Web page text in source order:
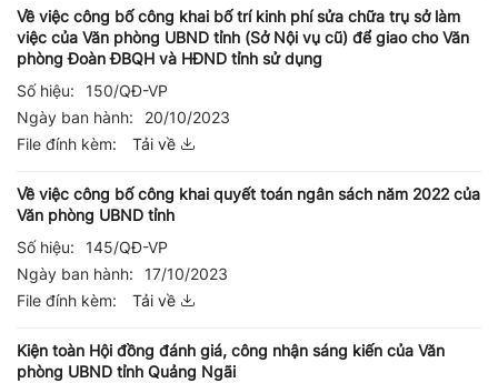
Về việc công bố công khai bố trí kinh phí sửa chữa trụ sở làm
việc của Văn phòng UBND tỉnh (Sở Nội vụ cũ) để giao cho Văn
phòng Đoàn ĐBQH và HĐND tỉnh sử dụng
Số hiệu:
150/QĐ-VP
Ngày ban hành:
20/10/2023
File đính kèm:
Tải về
Về việc công bố công khai quyết toán ngân sách năm 2022 của
Văn phòng UBND tỉnh
Số hiệu:
145/QĐ-VP
Ngày ban hành:
17/10/2023
File đính kèm:
Tải về
Kiện toàn Hội đồng đánh giá, công nhận sáng kiến của Văn
phòng UBND tỉnh Quảng Ngãi